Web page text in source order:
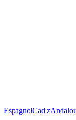
EspagnolCadiz